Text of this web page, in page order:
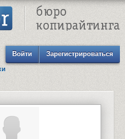
Войти
Зарегистрироваться